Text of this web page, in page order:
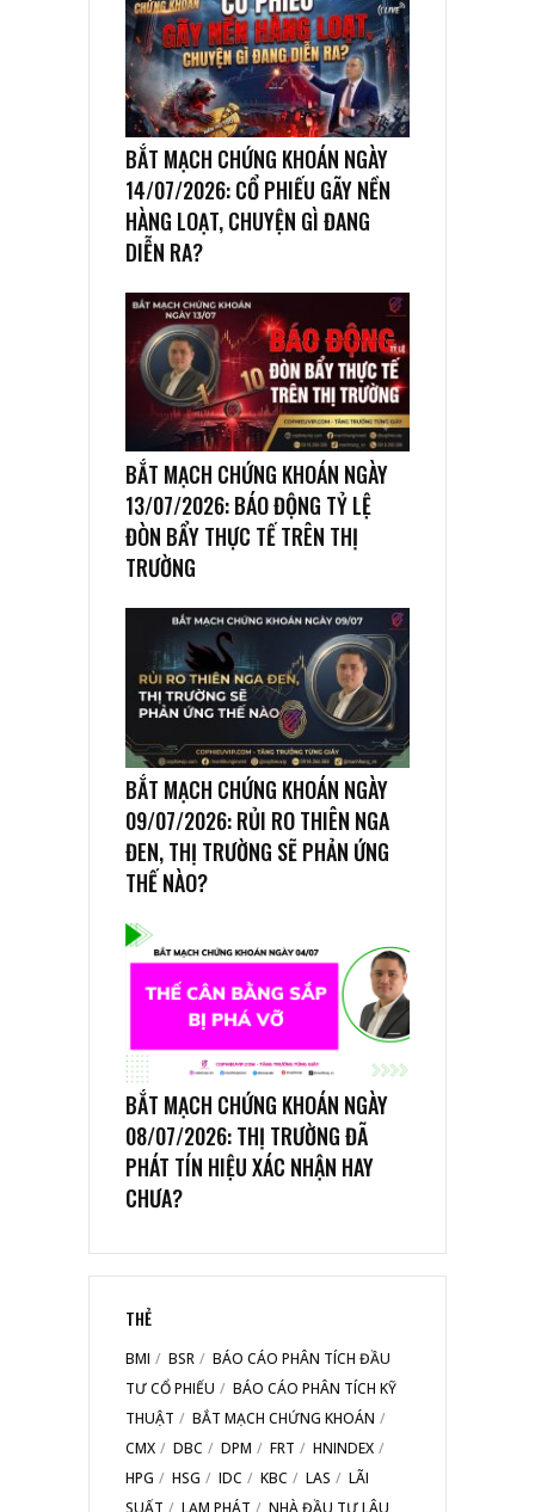
BẮT MẠCH CHỨNG KHOÁN NGÀY
14/07/2026: CỔ PHIẾU GÃY NỀN
HÀNG LOẠT, CHUYỆN GÌ ĐANG
DIỄN RA?
BẮT MẠCH CHỨNG KHOÁN NGÀY
13/07/2026: BÁO ĐỘNG TỶ LỆ
ĐÒN BẨY THỰC TẾ TRÊN THỊ
TRƯỜNG
BẮT MẠCH CHỨNG KHOÁN NGÀY
09/07/2026: RỦI RO THIÊN NGA
ĐEN, THỊ TRƯỜNG SẼ PHẢN ỨNG
THẾ NÀO?
BẮT MẠCH CHỨNG KHOÁN NGÀY
08/07/2026: THỊ TRƯỜNG ĐÃ
PHÁT TÍN HIỆU XÁC NHẬN HAY
CHƯA?
THẺ
BMI BSR
BÁO CÁO PHÂN TÍCH ĐẦU
TƯ CỔ PHIẾU
BÁO CÁO PHÂN TÍCH KỸ
THUẬT
BẮT MẠCH CHỨNG KHOÁN
CMX
DBC DPM FRT
HNINDEX
HPG
HSG IDC KBC LAS
LÃI
SUẤT
LẠM PHÁT NHÀ ĐẦU TƯ LÂU